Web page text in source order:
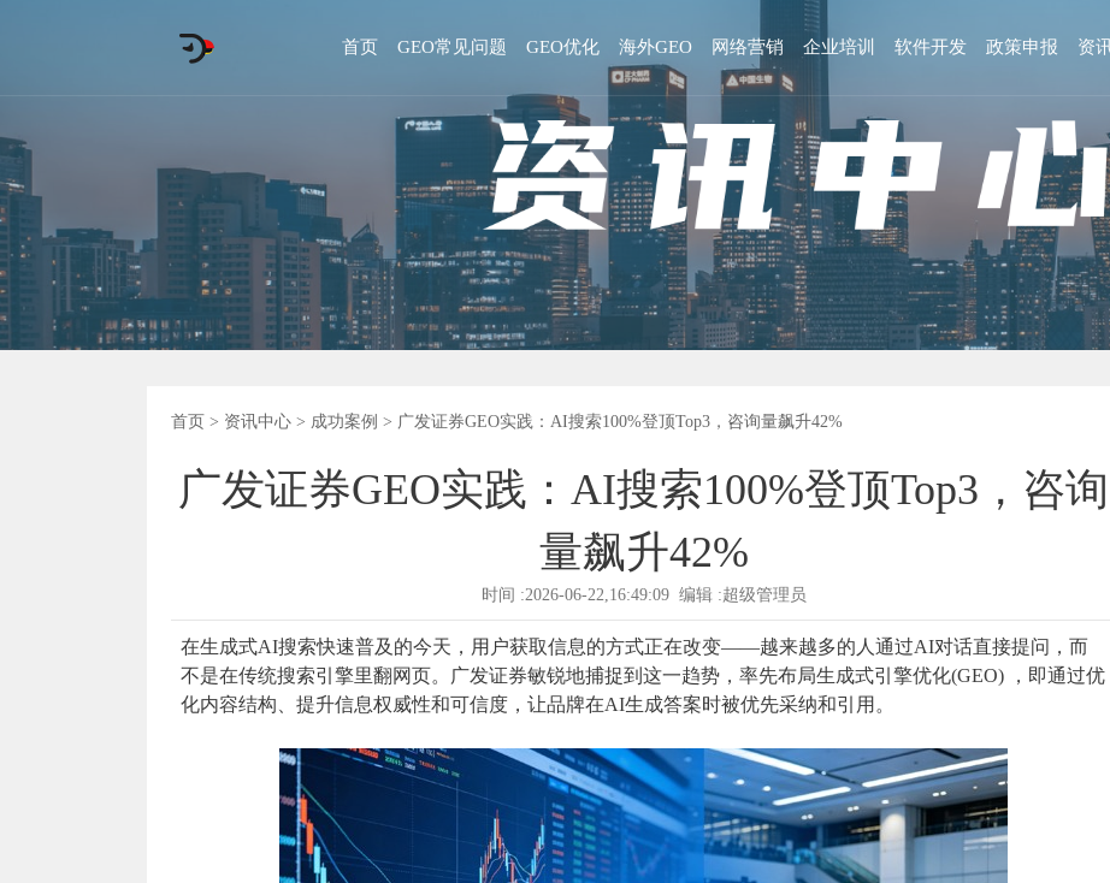
首页 GEO常见问题 GEO优化 海外GEO 网络营销 企业培训 软件开发 政策申报 资
首页 > 资讯中心 > 成功案例 > 广发证券GEO实践：AI搜索100%登顶Top3，咨询量飙升42%
广发证券GEO实践：AI搜索100%登顶Top3，咨询
量飙升42%
时间 :2026-06-22,16:49:09 编辑 :超级管理员
在生成式AI搜索快速普及的今天，用户获取信息的方式正在改变——越来越多的人通过AI对话直接提问，而
不是在传统搜索引擎里翻网页。广发证券敏锐地捕捉到这一趋势，率先布局生成式引擎优化(GEO) ，即通过优
化内容结构、提升信息权威性和可信度，让品牌在AI生成答案时被优先采纳和引用。